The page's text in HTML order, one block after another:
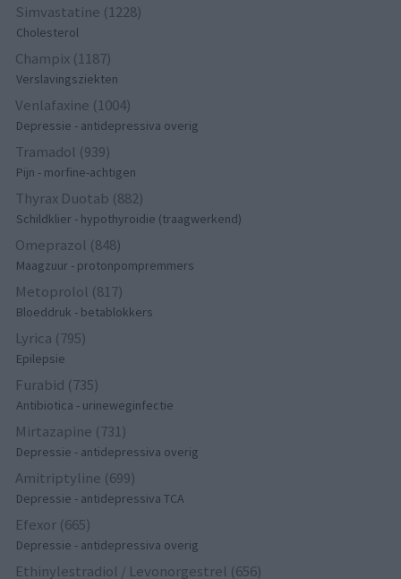
Simvastatine (1228)
Cholesterol
Champix (1187)
Verslavingsziekten
Venlafaxine (1004)
Depressie - antidepressiva overig
Tramadol (939)
Pijn - morfine-achtigen
Thyrax Duotab (882)
Schildklier - hypothyroidie (traagwerkend)
Omeprazol (848)
Maagzuur - protonpompremmers
Metoprolol (817)
Bloeddruk - betablokkers
Lyrica (795)
Epilepsie
Furabid (735)
Antibiotica - urineweginfectie
Mirtazapine (731)
Depressie - antidepressiva overig
Amitriptyline (699)
Depressie - antidepressiva TCA
Efexor (665)
Depressie - antidepressiva overig
Ethinylestradiol / Levonorgestrel (656)